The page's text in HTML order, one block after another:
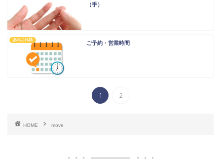
（手）
あれこれ話
ご予約・営業時間
1 2
HOME move